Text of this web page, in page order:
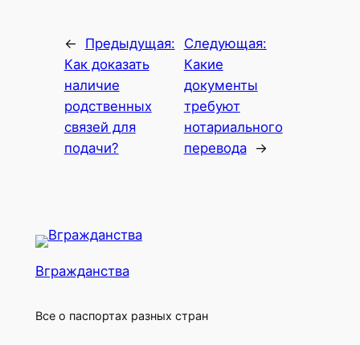
←
Предыдущая:
Как доказать
наличие
родственных
связей для
подачи?
Следующая:
Какие
документы
требуют
нотариального
перевода
→
Вгражданства
Все о паспортах разных стран